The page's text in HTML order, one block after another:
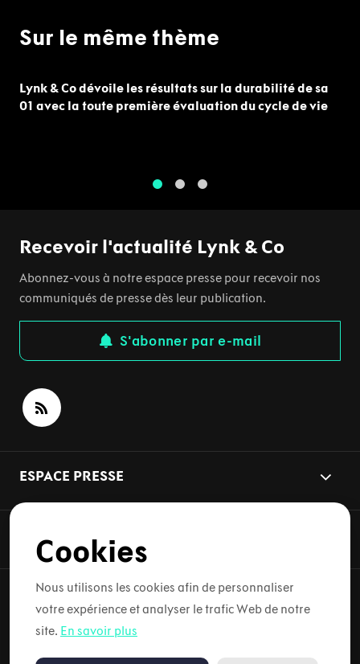
Sur le même thème
Lynk & Co dévoile les résultats sur la durabilité de sa
01 avec la toute première évaluation du cycle de vie
Recevoir l'actualité Lynk & Co
Abonnez-vous à notre espace presse pour recevoir nos
communiqués de presse dès leur publication.
S'abonner par e-mail
ESPACE PRESSE
Copyright © 2026 Lynk & Co. Tous droits réservés.
Conditions d'utilisation
Cookies
Nous utilisons les cookies afin de personnaliser
votre expérience et analyser le trafic Web de notre
site. En savoir plus